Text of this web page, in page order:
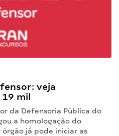
veja
mil
da Defensoria Pública do
a homologação do
já pode iniciar as